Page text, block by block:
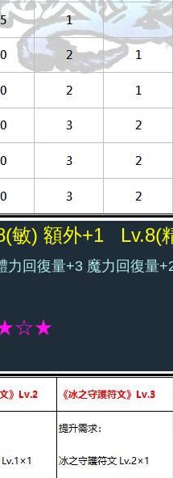
敏) 額外+1 Lv.8(
力回復量+3 魔力回復量
★☆★